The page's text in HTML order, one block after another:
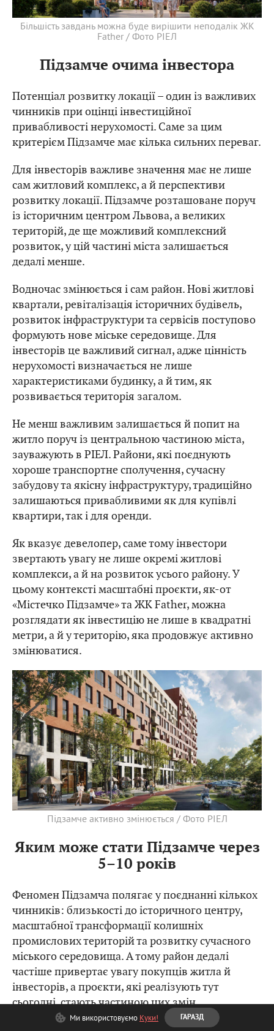
Більшість завдань можна буде вирішити неподалік ЖК
Father / Фото РІЕЛ
Підзамче очима інвестора
Потенціал розвитку локації – один із важливих
чинників при оцінці інвестиційної
привабливості нерухомості. Саме за цим
критерієм Підзамче має кілька сильних переваг.
Для інвесторів важливе значення має не лише
сам житловий комплекс, а й перспективи
розвитку локації. Підзамче розташоване поруч
із історичним центром Львова, а великих
територій, де ще можливий комплексний
розвиток, у цій частині міста залишається
дедалі менше.
Водночас змінюється і сам район. Нові житлові
квартали, ревіталізація історичних будівель,
розвиток інфраструктури та сервісів поступово
формують нове міське середовище. Для
інвесторів це важливий сигнал, адже цінність
нерухомості визначається не лише
характеристиками будинку, а й тим, як
розвивається територія загалом.
Не менш важливим залишається й попит на
житло поруч із центральною частиною міста,
зауважують в РІЕЛ. Райони, які поєднують
хороше транспортне сполучення, сучасну
забудову та якісну інфраструктуру, традиційно
залишаються привабливими як для купівлі
квартири, так і для оренди.
Як вказує девелопер, саме тому інвестори
звертають увагу не лише окремі житлові
комплекси, а й на розвиток усього району. У
цьому контексті масштабні проєкти, як-от
«Містечко Підзамче» та ЖК Father, можна
розглядати як інвестицію не лише в квадратні
метри, а й у територію, яка продовжує активно
змінюватися.
Підзамче активно змінюється / Фото РІЕЛ
Яким може стати Підзамче через
5–10 років
Феномен Підзамча полягає у поєднанні кількох
чинників: близькості до історичного центру,
масштабної трансформації колишніх
промислових територій та розвитку сучасного
міського середовища. А тому район дедалі
частіше привертає увагу покупців житла й
інвесторів, а проєкти, які реалізують тут
сьогодні, стають частиною цих змін.
Ми використовуємо Куки! ГАРАЗД